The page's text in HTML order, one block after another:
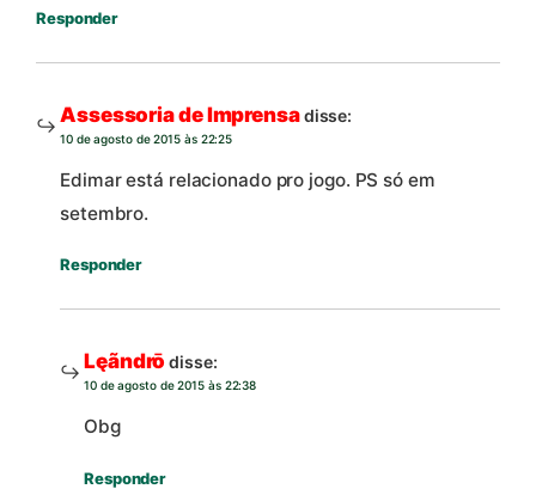
Responder
Assessoria de Imprensadisse:
10 de agosto de 2015 às 22:25
Edimar está relacionado pro jogo. PS só em
setembro.
Responder
Lęãndrō disse:
10 de agosto de 2015 às 22:38
Obg
Responder